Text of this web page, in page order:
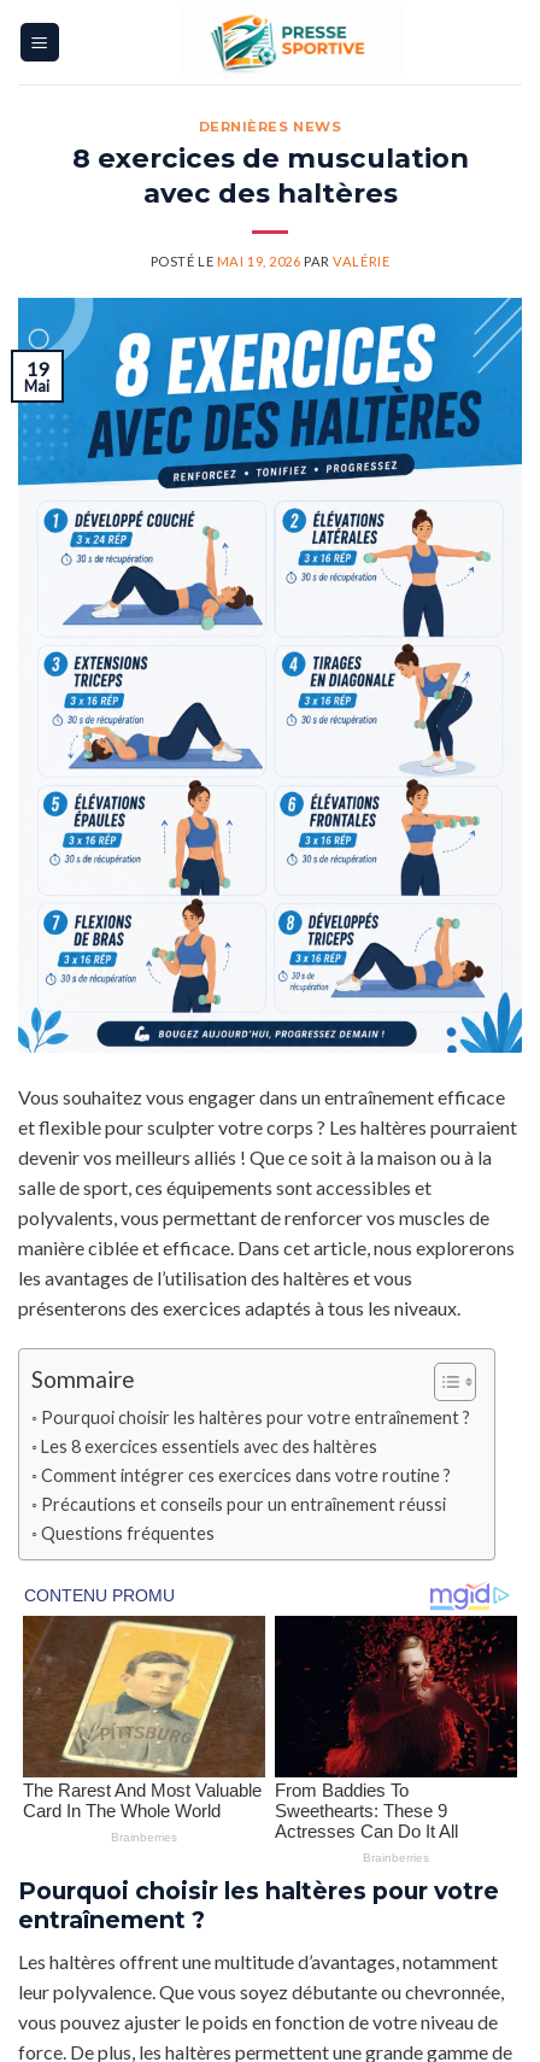
DERNIÈRES NEWS
8 exercices de musculation
avec des haltères
POSTÉ LE MAI 19, 2026 PARVALÉRIE
19
Mai
Vous souhaitez vous engager dans un entraînement efficace
et flexible pour sculpter votre corps ? Les haltères pourraient
devenir vos meilleurs alliés ! Que ce soit à la maison ou à la
salle de sport, ces équipements sont accessibles et
polyvalents, vous permettant de renforcer vos muscles de
manière ciblée et efficace. Dans cet article, nous explorerons
les avantages de l’utilisation des haltères et vous
présenterons des exercices adaptés à tous les niveaux.
Sommaire
Pourquoi choisir les haltères pour votre entraînement ?
Les 8 exercices essentiels avec des haltères
Comment intégrer ces exercices dans votre routine ?
Précautions et conseils pour un entraînement réussi
Questions fréquentes
Pourquoi choisir les haltères pour votre
entraînement ?
Les haltères offrent une multitude d’avantages, notamment
leur polyvalence. Que vous soyez débutante ou chevronnée,
vous pouvez ajuster le poids en fonction de votre niveau de
force. De plus, les haltères permettent une grande gamme de